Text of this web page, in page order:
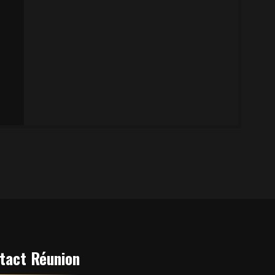
Réunion